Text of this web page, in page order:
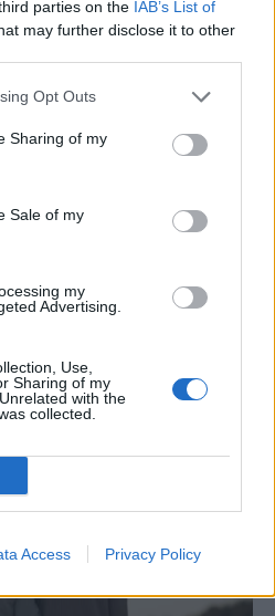
parties on the IAB’s List of
may further disclose it to other
Opt Outs
Sharing of my
Sale of my
my
Advertising.
Use,
Sharing of my
with the
collected.
Access Privacy Policy
ουρανό – Κάτι πολύ